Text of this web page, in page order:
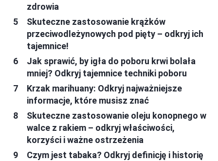
zdrowia
Skuteczne zastosowanie krążków
przeciwodleżynowych pod pięty – odkryj ich
tajemnice!
Jak sprawić, by igła do poboru krwi bolała
mniej? Odkryj tajemnice techniki poboru
Krzak marihuany: Odkryj najważniejsze
informacje, które musisz znać
Skuteczne zastosowanie oleju konopnego w
walce z rakiem – odkryj właściwości,
korzyści i ważne ostrzeżenia
Czym jest tabaka? Odkryj definicję i historię